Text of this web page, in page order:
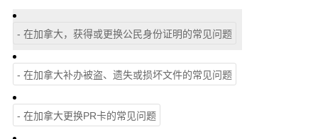
- 在加拿大，获得或更换公民身份证明的常见问题
- 在加拿大补办被盗、遗失或损坏文件的常见问题
- 在加拿大更换PR卡的常见问题